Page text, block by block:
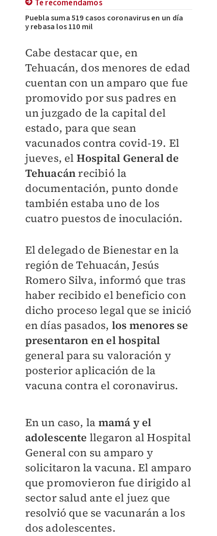
Te recomendamos
Puebla suma 519 casos coronavirus en un día
y rebasa los 110 mil
Cabe destacar que, en
Tehuacán, dos menores de edad
cuentan con un amparo que fue
promovido por sus padres en
un juzgado de la capital del
estado, para que sean
vacunados contra covid-19. El
jueves, el Hospital General de
Tehuacánrecibió la
documentación, punto donde
también estaba uno de los
cuatro puestos de inoculación.
El delegado de Bienestar en la
región de Tehuacán, Jesús
Romero Silva, informó que tras
haber recibido el beneficio con
dicho proceso legal que se inició
en días pasados, los menores se
presentaron en el hospital
general para su valoración y
posterior aplicación de la
vacuna contra el coronavirus.
En un caso, la mamá y el
adolescente llegaron al Hospital
General con su amparo y
solicitaron la vacuna. El amparo
que promovieron fue dirigido al
sector salud ante el juez que
resolvió que se vacunarán a los
dos adolescentes.